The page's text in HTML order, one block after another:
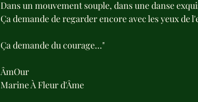
Dans un mouvement souple, dans une danse
Ça demande de regarder encore avec les yeux de
Ça demande du courage..."
ÂmOur
Marine À Fleur d'Âme